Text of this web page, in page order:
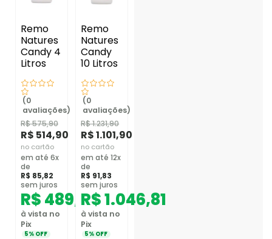
Remo
Natures
Candy 4
Litros
(0
avaliações)
R$575,90
R$ 514,90
no cartão
em até 6x
de
R$ 85,82
sem juros
R$489,16
à vista no
Pix
5% OFF
Remo
Natures
Candy
10 Litros
(0
avaliações)
R$1.231,90
R$1.101,90
no cartão
em até 12x
de
R$ 91,83
sem juros
R$1.046,81
à vista no
Pix
5% OFF